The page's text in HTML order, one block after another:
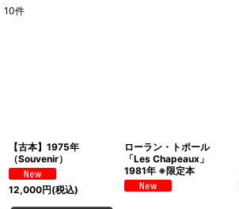
10件
【古本】1975年
（Souvenir）
12,000円(税込)
ローラン・トポール
「Les Chapeaux」
1981年 ※限定本